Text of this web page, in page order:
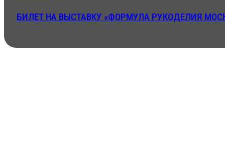
БИЛЕТ НА ВЫСТАВКУ «ФОРМУЛА РУКОДЕЛИЯ